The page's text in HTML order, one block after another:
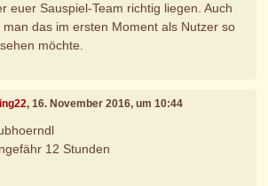
euer Sauspiel-Team richtig liegen. Auch
man das im ersten Moment als Nutzer so
möchte.
, 16. November 2016, um 10:44
12 Stunden